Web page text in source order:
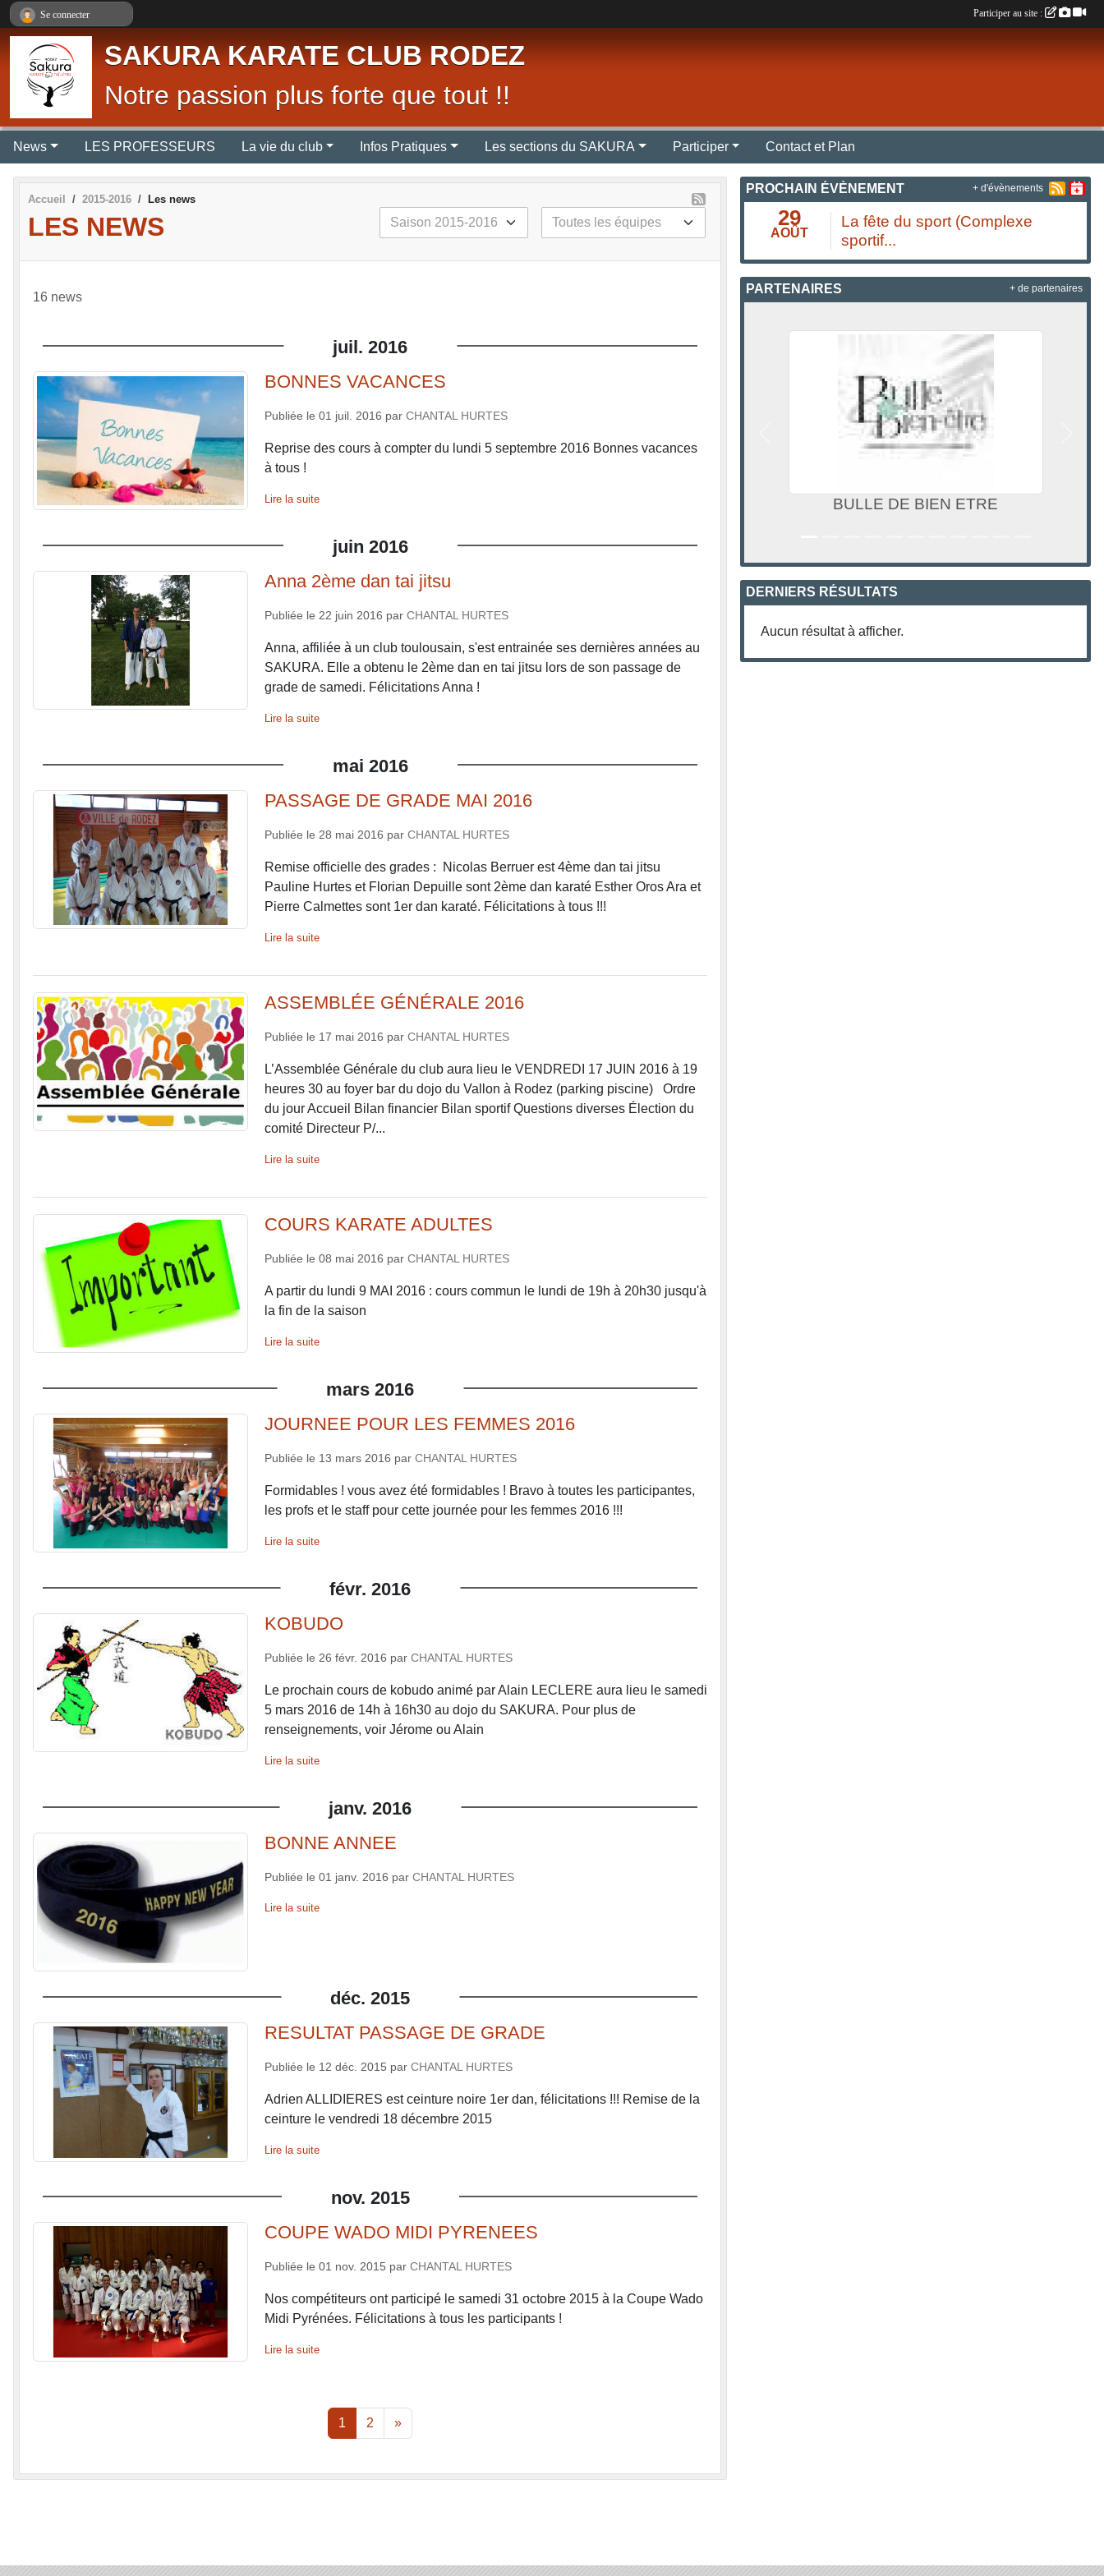
SAKURA KARATE CLUB RODEZ
Notre passion plus forte que tout !!
News LES PROFESSEURS La vie du club Infos Pratiques Les sections du SAKURA Participer Contact et Plan
Accueil 2015-2016 Les news
LES NEWS
16 news
juil. 2016
BONNES VACANCES
Publiée le 01 juil. 2016 par CHANTAL HURTES
Reprise des cours à compter du lundi 5 septembre 2016 Bonnes vacances
à tous !
Lire la suite
juin 2016
Anna 2ème dan tai jitsu
Publiée le 22 juin 2016 par CHANTAL HURTES
Anna, affiliée à un club toulousain, s'est entrainée ses dernières années au
SAKURA. Elle a obtenu le 2ème dan en tai jitsu lors de son passage de
grade de samedi. Félicitations Anna !
Lire la suite
mai 2016
PASSAGE DE GRADE MAI 2016
Publiée le 28 mai 2016 par CHANTAL HURTES
Remise officielle des grades : Nicolas Berruer est 4ème dan tai jitsu
Pauline Hurtes et Florian Depuille sont 2ème dan karaté Esther Oros Ara et
Pierre Calmettes sont 1er dan karaté. Félicitations à tous !!!
Lire la suite
ASSEMBLÉE GÉNÉRALE 2016
Publiée le 17 mai 2016 par CHANTAL HURTES
L’Assemblée Générale du club aura lieu le VENDREDI 17 JUIN 2016 à 19
heures 30 au foyer bar du dojo du Vallon à Rodez (parking piscine) Ordre
du jour Accueil Bilan financier Bilan sportif Questions diverses Élection du
comité Directeur P/...
Lire la suite
COURS KARATE ADULTES
Publiée le 08 mai 2016 par CHANTAL HURTES
A partir du lundi 9 MAI 2016 : cours commun le lundi de 19h à 20h30 jusqu'à
la fin de la saison
Lire la suite
mars 2016
JOURNEE POUR LES FEMMES 2016
Publiée le 13 mars 2016 par CHANTAL HURTES
Formidables ! vous avez été formidables ! Bravo à toutes les participantes,
les profs et le staff pour cette journée pour les femmes 2016 !!!
Lire la suite
févr. 2016
KOBUDO
Publiée le 26 févr. 2016 par CHANTAL HURTES
Le prochain cours de kobudo animé par Alain LECLERE aura lieu le samedi
5 mars 2016 de 14h à 16h30 au dojo du SAKURA. Pour plus de
renseignements, voir Jérome ou Alain
Lire la suite
janv. 2016
BONNE ANNEE
Publiée le 01 janv. 2016 par CHANTAL HURTES
Lire la suite
déc. 2015
RESULTAT PASSAGE DE GRADE
Publiée le 12 déc. 2015 par CHANTAL HURTES
Adrien ALLIDIERES est ceinture noire 1er dan, félicitations !!! Remise de la
ceinture le vendredi 18 décembre 2015
Lire la suite
nov. 2015
COUPE WADO MIDI PYRENEES
Publiée le 01 nov. 2015 par CHANTAL HURTES
Nos compétiteurs ont participé le samedi 31 octobre 2015 à la Coupe Wado
Midi Pyrénées. Félicitations à tous les participants !
Lire la suite
1 2 »
PROCHAIN ÉVÈNEMENT
29
AOÛT
La fête du sport (Complexe
sportif...
+ d'évènements
PARTENAIRES
BULLE DE BIEN ETRE ERA
+ de partenaires
DERNIERS RÉSULTATS
Aucun résultat à afficher.
Se connecter Participer au site :
Panneau de gestion des cookies